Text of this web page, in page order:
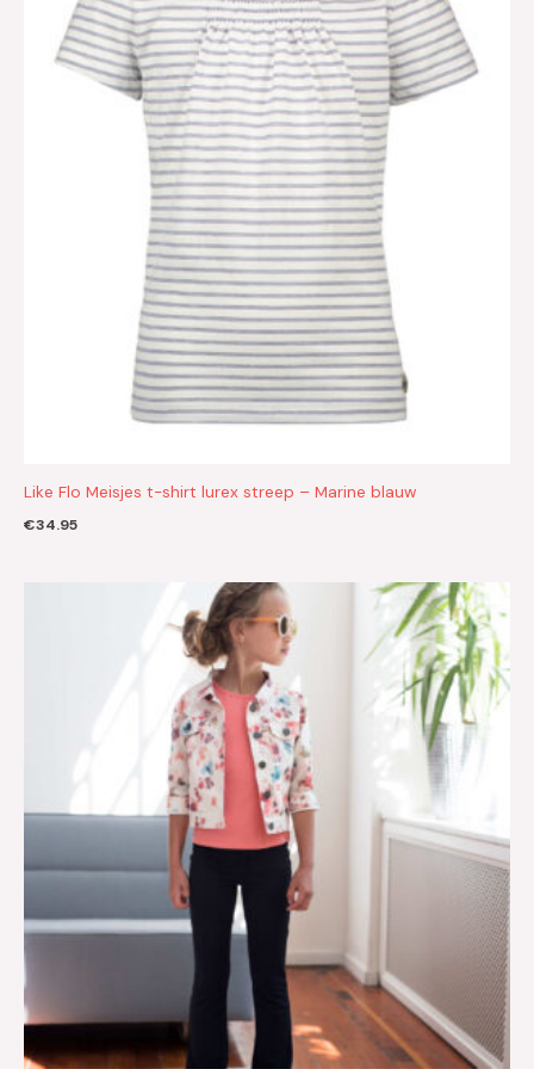
Like Flo Meisjes t-shirt lurex streep – Marine blauw
€34.95